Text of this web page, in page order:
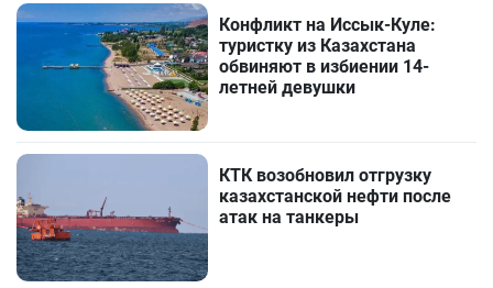
Конфликт на Иссык-Куле:
туристку из Казахстана
обвиняют в избиении 14-
летней девушки
КТК возобновил отгрузку
казахстанской нефти после
атак на танкеры